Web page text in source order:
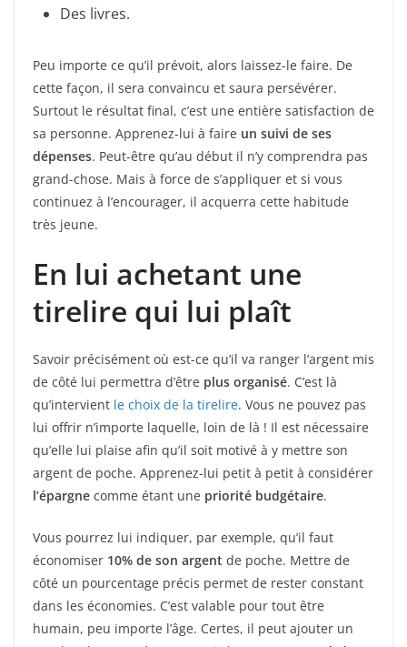
Des livres.
Peu importe ce qu’il prévoit, alors laissez-le faire. De
cette façon, il sera convaincu et saura persévérer.
Surtout le résultat final, c’est une entière satisfaction de
sa personne. Apprenez-lui à faire un suivi de ses
dépenses. Peut-être qu’au début il n’y comprendra pas
grand-chose. Mais à force de s’appliquer et si vous
continuez à l’encourager, il acquerra cette habitude
très jeune.
En lui achetant une
tirelire qui lui plaît
Savoir précisément où est-ce qu’il va ranger l’argent mis
de côté lui permettra d’être plus organisé. C’est là
qu’intervient le choix de la tirelire. Vous ne pouvez pas
lui offrir n’importe laquelle, loin de là ! Il est nécessaire
qu’elle lui plaise afin qu’il soit motivé à y mettre son
argent de poche. Apprenez-lui petit à petit à considérer
l’épargne comme étant une priorité budgétaire.
Vous pourrez lui indiquer, par exemple, qu’il faut
économiser 10% de son argent de poche. Mettre de
côté un pourcentage précis permet de rester constant
dans les économies. C’est valable pour tout être
humain, peu importe l’âge. Certes, il peut ajouter un